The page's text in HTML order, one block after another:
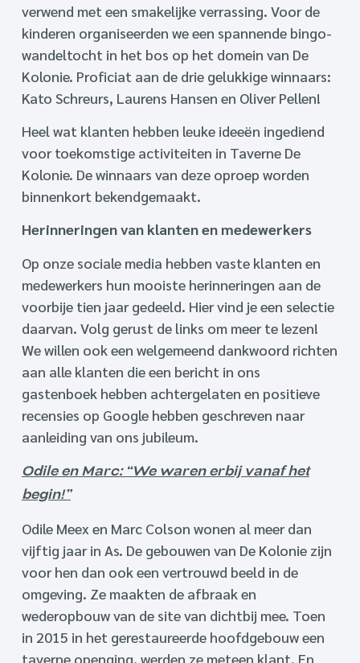
verwend met een smakelijke verrassing. Voor de
kinderen organiseerden we een spannende bingo-
wandeltocht in het bos op het domein van De
Kolonie. Proficiat aan de drie gelukkige winnaars:
Kato Schreurs, Laurens Hansen en Oliver Pellen!
Heel wat klanten hebben leuke ideeën ingediend
voor toekomstige activiteiten in Taverne De
Kolonie. De winnaars van deze oproep worden
binnenkort bekendgemaakt.
Herinneringen van klanten en medewerkers
Op onze sociale media hebben vaste klanten en
medewerkers hun mooiste herinneringen aan de
voorbije tien jaar gedeeld. Hier vind je een selectie
daarvan. Volg gerust de links om meer te lezen!
We willen ook een welgemeend dankwoord richten
aan alle klanten die een bericht in ons
gastenboek hebben achtergelaten en positieve
recensies op Google hebben geschreven naar
aanleiding van ons jubileum.
Odile en Marc: “We waren erbij vanaf het
begin!”
Odile Meex en Marc Colson wonen al meer dan
vijftig jaar in As. De gebouwen van De Kolonie zijn
voor hen dan ook een vertrouwd beeld in de
omgeving. Ze maakten de afbraak en
wederopbouw van de site van dichtbij mee. Toen
in 2015 in het gerestaureerde hoofdgebouw een
taverne openging, werden ze meteen klant. En